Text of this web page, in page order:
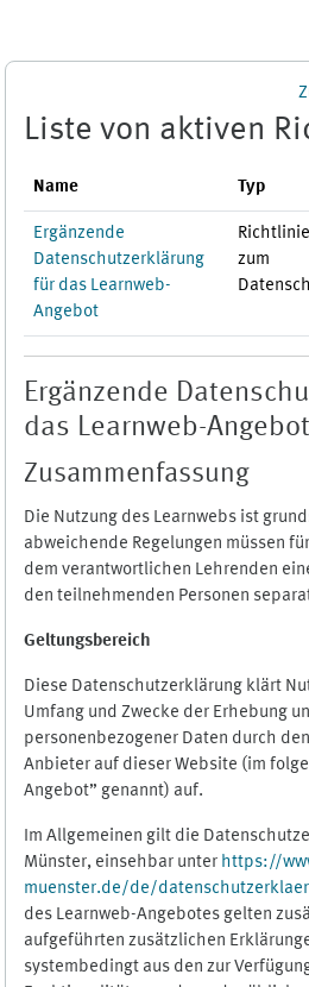
Liste von aktiven
Name Typ
Ergänzende
Datenschutzerklärung
für das Learnweb-
Angebot
Richtlinie
zum
Ergänzende
das Learnweb-Angebot
Zusammenfassung
Die Nutzung des Learnwebs ist
abweichende Regelungen müssen
dem verantwortlichen Lehrenden
den teilnehmenden Personen
Geltungsbereich
Diese Datenschutzerklärung klärt
Umfang und Zwecke der Erhebung
personenbezogener Daten durch
Anbieter auf dieser Website (im
Angebot” genannt) auf.
Im Allgemeinen gilt die
Münster, einsehbar unter https://
muenster.de/de/
des Learnweb-Angebotes gelten
aufgeführten zusätzlichen
systembedingt aus den zur